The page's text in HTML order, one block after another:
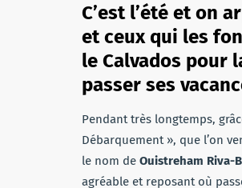
C’est l’été et on
et ceux qui les
le Calvados pour
passer ses
Pendant très longtemps,
Débarquement », que l’on
le nom de Ouistreham Riva-
agréable et reposant où